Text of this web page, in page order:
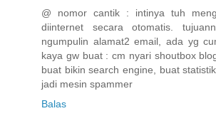
@ nomor cantik : intinya tuh
diinternet secara otomatis.
ngumpulin alamat2 email, ada yg
kaya gw buat : cm nyari shoutbox
buat bikin search engine, buat
jadi mesin spammer
Balas